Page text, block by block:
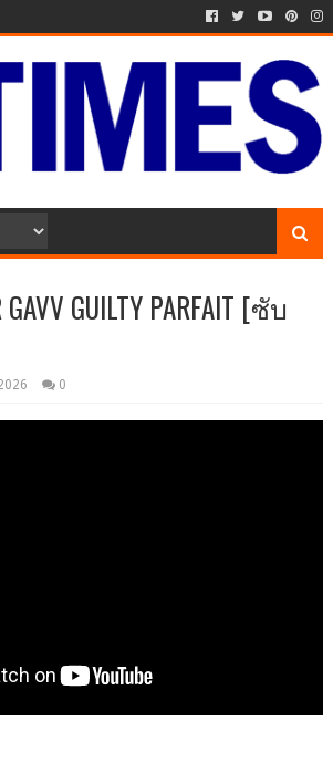
GAVV GUILTY PARFAIT [ซับ
0